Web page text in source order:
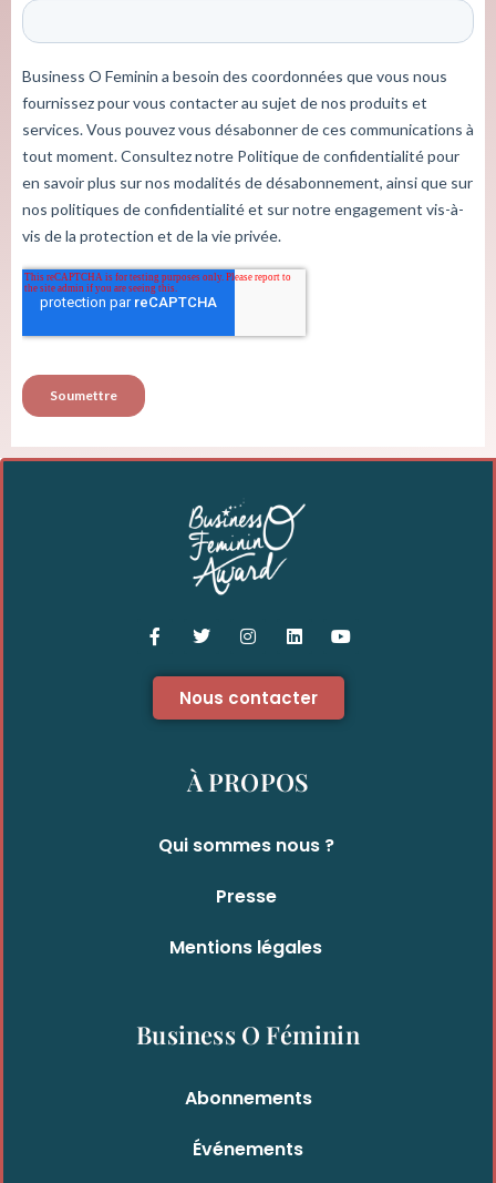
Nous contacter
À PROPOS
Qui sommes nous ?
Presse
Mentions légales
Business O Féminin
Abonnements
Événements